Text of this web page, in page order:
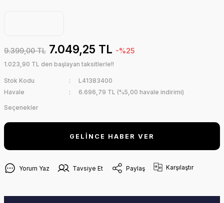
9.399,00 TL 7.049,25 TL -%25
1.023,90 TL den başlayan taksitlerle!!
Stok Kodu
L41383400
Havale
6.696,79 TL (%5,00 havale indirimi)
Seçenekler
GELİNCE HABER VER
Yorum Yaz Tavsiye Et Paylaş Karşılaştır